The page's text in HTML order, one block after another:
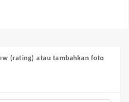
(rating) atau tambahkan foto